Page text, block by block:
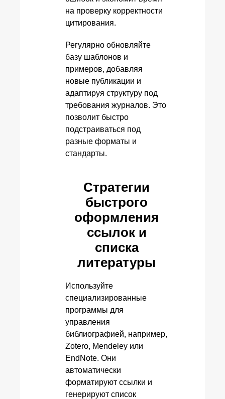
на проверку корректности
цитирования.
Регулярно обновляйте
базу шаблонов и
примеров, добавляя
новые публикации и
адаптируя структуру под
требования журналов. Это
позволит быстро
подстраиваться под
разные форматы и
стандарты.
Стратегии
быстрого
оформления
ссылок и
списка
литературы
Используйте
специализированные
программы для
управления
библиографией, например,
Zotero, Mendeley или
EndNote. Они
автоматически
форматируют ссылки и
генерируют список